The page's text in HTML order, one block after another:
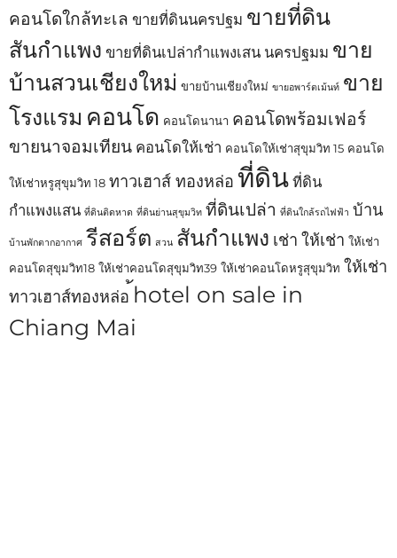
คอนโดใกล้ทะเล ขายที่ดินนครปฐม ขายที่ดิน
สันกำแพง ขายที่ดินเปล่ากำแพงเสน นครปฐมม ขาย
บ้านสวนเชียงใหม่ ขายบ้านเชียงใหม่ ขายอพาร์ตเม้นท์ ขาย
โรงแรม คอนโด คอนโดนานา คอนโดพร้อมเฟอร์
ขายนาจอมเทียน คอนโดให้เช่า คอนโดให้เช่าสุขุมวิท 15 คอนโด
ให้เช่าหรูสุขุมวิท 18 ทาวเฮาส์ ทองหล่อ ที่ดิน ที่ดิน
กำแพงแสน ที่ดินติดหาด ที่ดินย่านสุขุมวิท ที่ดินเปล่า ที่ดินใกล้รถไฟฟ้า บ้าน
บ้านพักตากอากาศ รีสอร์ต สวน สันกำแพง เช่า ให้เช่า ให้เช่า
คอนโดสุขุมวิท18 ให้เช่าคอนโดสุขุมวิท39 ให้เช่าคอนโดหรูสุขุมวิท ให้เช่า
ทาวเฮาส์ทองหล่อ ้hotel on sale in
Chiang Mai